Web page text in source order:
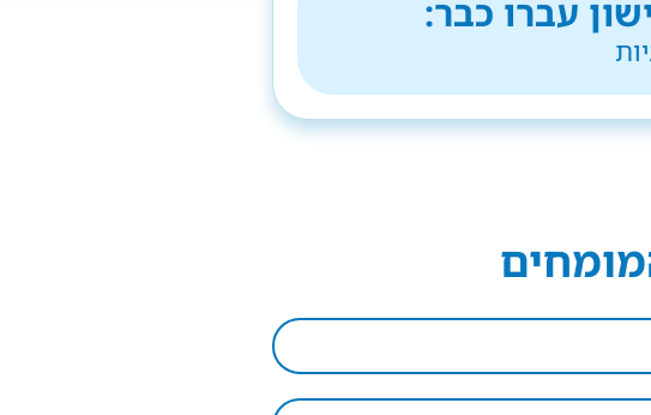
עברו כבר: